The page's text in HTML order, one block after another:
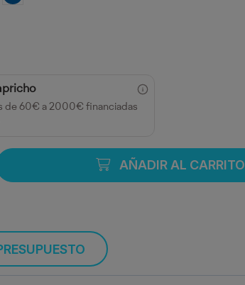
de 60€ a 2000€ financiadas
AÑADIR AL CARRITO